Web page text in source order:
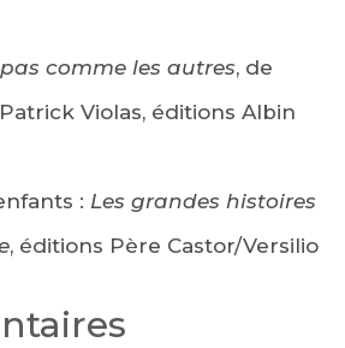
comme les autres, de
Violas, éditions Albin
: Les grandes histoires
, éditions Père Castor/Versilio